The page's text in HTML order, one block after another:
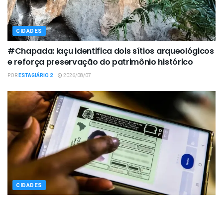
CIDADES
#Chapada: Iaçu identifica dois sítios arqueológicos
e reforça preservação do patrimônio histórico
PORESTAGIÁRIO 2 2026/08/07
CIDADES